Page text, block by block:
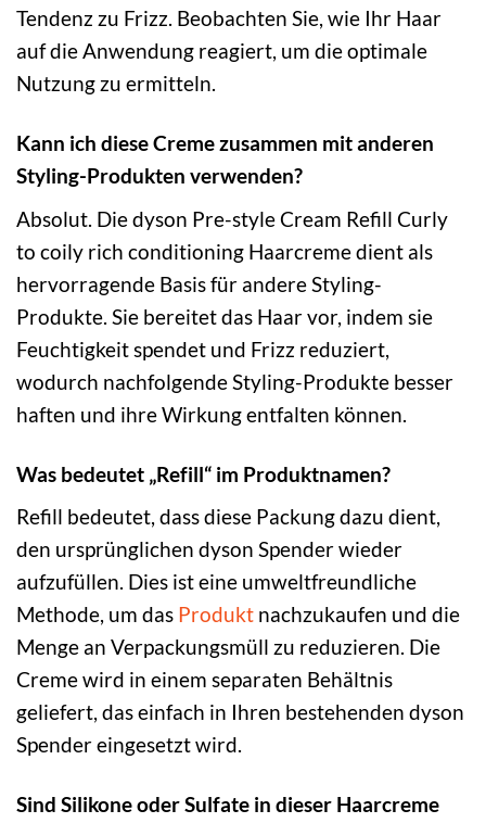
Tendenz zu Frizz. Beobachten Sie, wie Ihr Haar
auf die Anwendung reagiert, um die optimale
Nutzung zu ermitteln.
Kann ich diese Creme zusammen mit anderen
Styling-Produkten verwenden?
Absolut. Die dyson Pre-style Cream Refill Curly
to coily rich conditioning Haarcreme dient als
hervorragende Basis für andere Styling-
Produkte. Sie bereitet das Haar vor, indem sie
Feuchtigkeit spendet und Frizz reduziert,
wodurch nachfolgende Styling-Produkte besser
haften und ihre Wirkung entfalten können.
Was bedeutet „Refill“ im Produktnamen?
Refill bedeutet, dass diese Packung dazu dient,
den ursprünglichen dyson Spender wieder
aufzufüllen. Dies ist eine umweltfreundliche
Methode, um das Produkt nachzukaufen und die
Menge an Verpackungsmüll zu reduzieren. Die
Creme wird in einem separaten Behältnis
geliefert, das einfach in Ihren bestehenden dyson
Spender eingesetzt wird.
Sind Silikone oder Sulfate in dieser Haarcreme